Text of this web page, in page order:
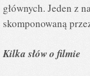
głównych. Jeden z
skomponowaną
Kilka słów o filmie